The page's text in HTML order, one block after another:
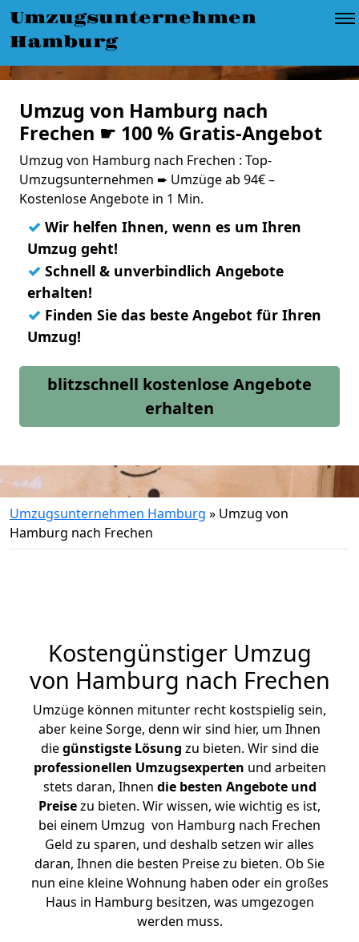
Umzugsunternehmen
Hamburg
Umzug von Hamburg nach
Frechen ☛ 100 % Gratis-Angebot
Umzug von Hamburg nach Frechen : Top-
Umzugsunternehmen ➨ Umzüge ab 94€ –
Kostenlose Angebote in 1 Min.
✓ Wir helfen Ihnen, wenn es um Ihren
Umzug geht!
✓ Schnell & unverbindlich Angebote
erhalten!
✓ Finden Sie das beste Angebot für Ihren
Umzug!
blitzschnell kostenlose Angebote
erhalten
Umzugsunternehmen Hamburg » Umzug von
Hamburg nach Frechen
Kostengünstiger Umzug
von Hamburg nach Frechen
Umzüge können mitunter recht kostspielig sein,
aber keine Sorge, denn wir sind hier, um Ihnen
diegünstigste Lösung zu bieten. Wir sind die
professionellen Umzugsexperten und arbeiten
stets daran, Ihnen die besten Angebote und
Preisezu bieten. Wir wissen, wie wichtig es ist,
bei einem Umzug von Hamburg nach Frechen
Geld zu sparen, und deshalb setzen wir alles
daran, Ihnen die besten Preise zu bieten. Ob Sie
nun eine kleine Wohnung haben oder ein großes
Haus in Hamburg besitzen, was umgezogen
werden muss.